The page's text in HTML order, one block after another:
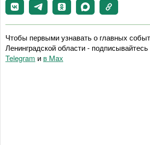
Чтобы первыми узнавать о главных
Ленинградской области - подписывайтесь
Telegram и в Maх